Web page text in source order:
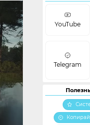
YouTube
Telegram